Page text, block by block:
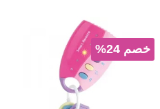
خصم 24%